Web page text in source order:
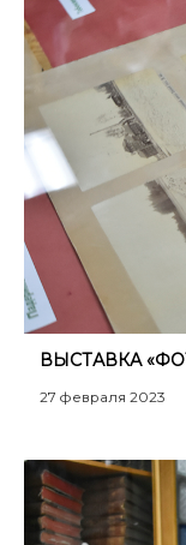
ВЫСТАВКА
27 февраля 2023